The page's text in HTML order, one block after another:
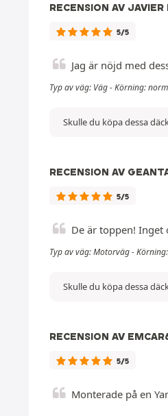
RECENSION AV JAVIER
5/5
Jag är nöjd med
Typ av väg: Väg - Körning:
Skulle du köpa dessa
RECENSION AV
5/5
De är toppen! Inget
Typ av väg: Motorväg -
Skulle du köpa dessa
RECENSION AV
5/5
Monterade på en